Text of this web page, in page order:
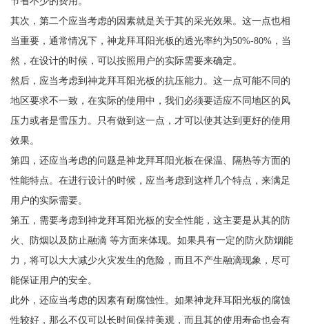
其次，第二个应当考虑的因素就是关于其的采光效果。这一点也相
当重要，通常情况下，神龙拜耳阳光板的透光率约为50%-80%，当
然，在设计的时候，可以按照用户的实际需要来确定。
然后，应当考虑到神龙拜耳阳光板的抗压能力。这一点可能不同的
地区要求不一致，在实际的使用中，我们必须要适应不同地区的风
压力或者是雪压力。只有做到这一点，才可以使其达到更好的使用
效果。
第四，还应当考虑的问题是神龙拜耳阳光板在保温、隔热等方面的
性能特点。在进行设计的时候，应当考虑到这样几个特点，来满足
用户的实际需要。
第五，需要考虑到神龙拜耳阳光板的安全性能，这主要是从其的防
火、防烟以及防止融滴 等方面来体现。如果具有一定的防火防烟能
力，将可以大大减少火灾发生的危险，而且不产生融滴现象，尽可
能保证用户的安全。
此外，还应当考虑的因素有耐腐蚀性。如果神龙拜耳阳光板的腐蚀
性较好，那么不仅可以长时间保持美观，而且其的使用寿命也会有